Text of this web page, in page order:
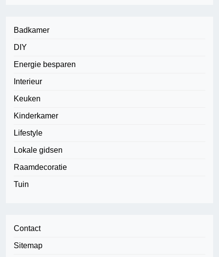
Badkamer
DIY
Energie besparen
Interieur
Keuken
Kinderkamer
Lifestyle
Lokale gidsen
Raamdecoratie
Tuin
Contact
Sitemap